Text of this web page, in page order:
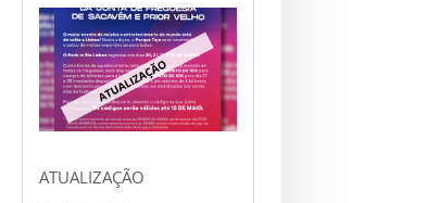
ATUALIZAÇÃO